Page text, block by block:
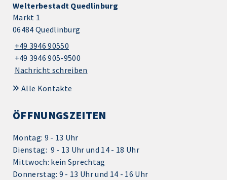
Welterbestadt Quedlinburg
Markt 1
06484 Quedlinburg
+49 3946 90550
+49 3946 905-9500
Nachricht schreiben
Alle Kontakte
ÖFFNUNGSZEITEN
Montag: 9 - 13 Uhr
Dienstag: 9 - 13 Uhr und 14 - 18 Uhr
Mittwoch: kein Sprechtag
Donnerstag: 9 - 13 Uhr und 14 - 16 Uhr